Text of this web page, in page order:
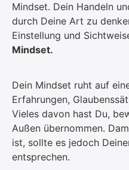
Mindset. Dein Handeln
durch Deine Art zu
Einstellung und
Mindset.
Dein Mindset ruht auf
Erfahrungen,
Vieles davon hast Du,
Außen übernommen.
ist, sollte es jedoch
entsprechen.